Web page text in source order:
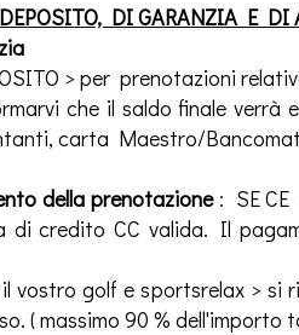
DI GARANZIA E DI
> per prenotazioni
che il saldo finale
carta Maestro/
della prenotazione: SE CE
di credito CC valida. Il
il vostro golf e sportsrelax >
( massimo 90 % dell'importo